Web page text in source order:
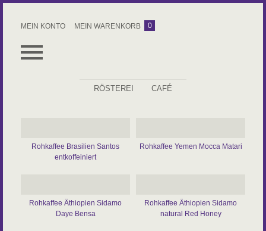
MEIN KONTO MEIN WARENKORB 0
KAFFEE
ZUBEHÖR
RÖSTEREI CAFÉ
Rohkaffee Brasilien Santos
entkoffeiniert
Rohkaffee Yemen Mocca Matari
Rohkaffee Äthiopien Sidamo
Daye Bensa
Rohkaffee Äthiopien Sidamo
natural Red Honey